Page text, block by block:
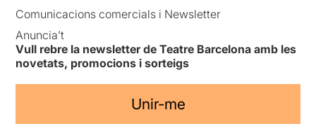
Comunicacions comercials i Newsletter
Anuncia’t
Vull rebre la newsletter de Teatre Barcelona amb les
novetats, promocions i sorteigs
Unir-me